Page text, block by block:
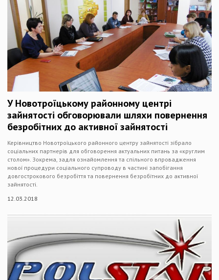
У Новотроїцькому районному центрі
зайнятості обговорювали шляхи повернення
безробітних до активної зайнятості
Керівництво Новотроїцького районного центру зайнятості зібрало
соціальних партнерів для обговорення актуальних питань за «круглим
столом». Зокрема, задля ознайомлення та спільного впровадження
нової процедури соціального супроводу в частині запобігання
довгострокового безробіття та повернення безробітних до активної
зайнятості.
12.03.2018